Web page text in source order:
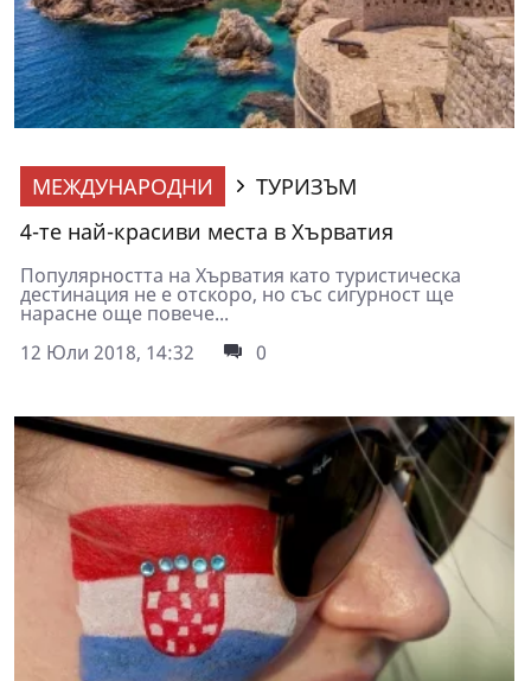
МЕЖДУНАРОДНИ
ТУРИЗЪМ
4-те най-красиви места в Хърватия
Популярността на Хърватия като туристическа
дестинация не е отскоро, но със сигурност ще
нарасне още повече...
12 Юли 2018, 14:32
0